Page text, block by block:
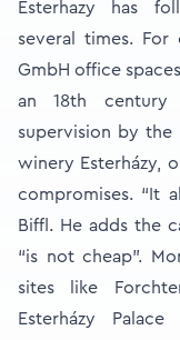
Esterhazy has
several times. For
GmbH office
an 18th century
supervision by the
winery Esterházy,
compromises. “It
Biffl. He adds the
“is not cheap”.
sites like
Esterházy